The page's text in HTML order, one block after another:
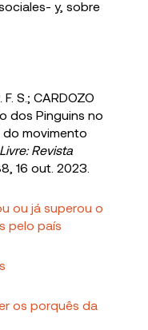
y, sobre
F. S.; CARDOZO
dos Pinguins no
do movimento
Revista
16 out. 2023.
ou já superou o
pelo país
os porquês da